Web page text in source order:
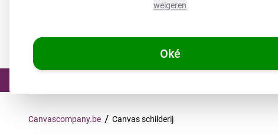
weigeren
OkéCollecties
☀️ ZOMERDEALS: 25% KORTING op
Canvascompany.be / Canvas schilderij